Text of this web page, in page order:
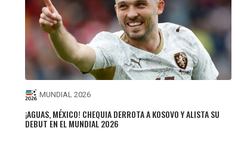
MUNDIAL 2026
¡AGUAS, MÉXICO! CHEQUIA DERROTA A KOSOVO Y ALISTA SU
DEBUT EN EL MUNDIAL 2026